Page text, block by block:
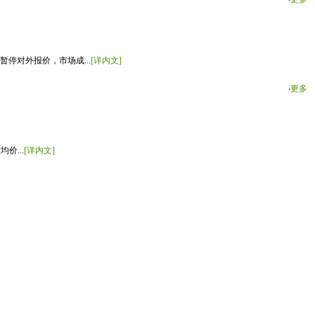
停对外报价，市场成...[详内文]
‧更多
价... [详内文]